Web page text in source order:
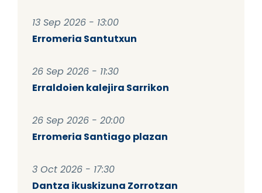
13 Sep 2026 - 13:00
Erromeria Santutxun
26 Sep 2026 - 11:30
Erraldoien kalejira Sarrikon
26 Sep 2026 - 20:00
Erromeria Santiago plazan
3 Oct 2026 - 17:30
Dantza ikuskizuna Zorrotzan